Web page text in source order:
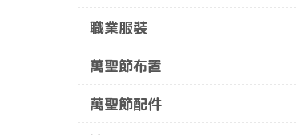
職業服裝
萬聖節布置
萬聖節配件